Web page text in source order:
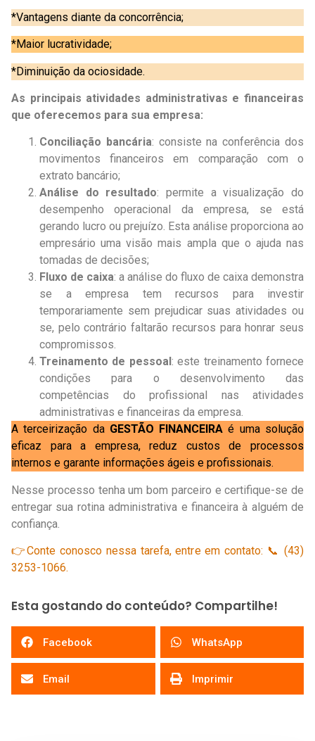
*Vantagens diante da concorrência;
*Maior lucratividade;
*Diminuição da ociosidade.
As principais atividades administrativas e financeiras
que oferecemos para sua empresa:
Conciliação bancária: consiste na conferência dos
movimentos financeiros em comparação com o
extrato bancário;
Análise do resultado: permite a visualização do
desempenho operacional da empresa, se está
gerando lucro ou prejuízo. Esta análise proporciona ao
empresário uma visão mais ampla que o ajuda nas
tomadas de decisões;
Fluxo de caixa: a análise do fluxo de caixa demonstra
se a empresa tem recursos para investir
temporariamente sem prejudicar suas atividades ou
se, pelo contrário faltarão recursos para honrar seus
compromissos.
Treinamento de pessoal : este treinamento fornece
condições para o desenvolvimento das
competências do profissional nas atividades
administrativas e financeiras da empresa.
A terceirização da GESTÃO FINANCEIRA é uma solução
eficaz para a empresa, reduz custos de processos
internos e garante informações ágeis e profissionais.
Nesse processo tenha um bom parceiro e certifique-se de
entregar sua rotina administrativa e financeira à alguém de
confiança.
👉Conte conosco nessa tarefa, entre em contato: 📞 (43)
3253-1066.
Esta gostando do conteúdo? Compartilhe!
Facebook WhatsApp
Email Imprimir